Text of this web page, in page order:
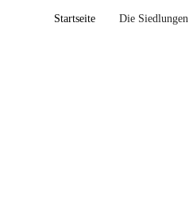
Startseite Die Siedlungen